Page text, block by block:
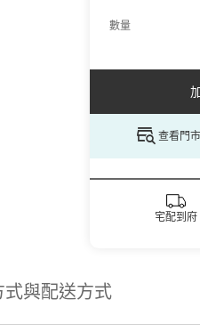
數量
查看門
宅配到府
式與配送方式